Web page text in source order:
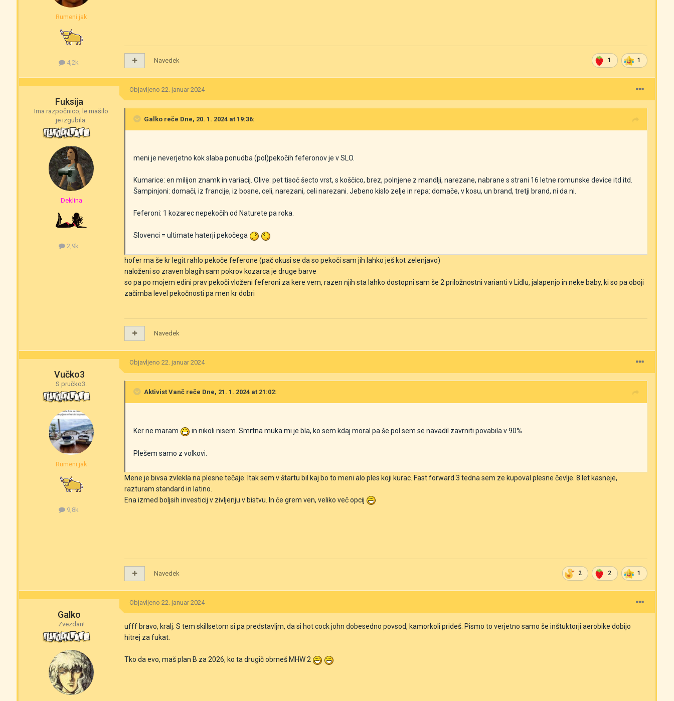
Rumeni jak
4,2k 1 1
Navedek
Fuksija
Ima razpočnico, le mašilo
je izgubila.
Deklina
2,9k
Objavljeno22. januar 2024
Galko reče Dne, 20. 1. 2024 at 19:36:
meni je neverjetno kok slaba ponudba (pol)pekočih feferonov je v SLO.
Kumarice: en milijon znamk in variacij. Olive: pet tisoč šecto vrst, s koščico, brez, polnjene z mandlji, narezane, nabrane s strani 16 letne romunske device itd itd.
Šampinjoni: domači, iz francije, iz bosne, celi, narezani, celi narezani. Jebeno kislo zelje in repa: domače, v kosu, un brand, tretji brand, ni da ni.
Feferoni: 1 kozarec nepekočih od Naturete pa roka.
Slovenci = ultimate haterji pekočega
hofer ma še kr legit rahlo pekoče feferone (pač okusi se da so pekoči sam jih lahko ješ kot zelenjavo)
naloženi so zraven blagih sam pokrov kozarca je druge barve
so pa po mojem edini prav pekoči vloženi feferoni za kere vem, razen njih sta lahko dostopni sam še 2 priložnostni varianti v Lidlu, jalapenjo in neke baby, ki so pa oboji
začimba level pekočnosti pa men kr dobri
Navedek
Vučko3
S pručko3.
Rumeni jak
9,8k
Objavljeno22. januar 2024
Aktivist Vanč reče Dne, 21. 1. 2024 at 21:02:
Ker ne maram in nikoli nisem. Smrtna muka mi je bla, ko sem kdaj moral pa še pol sem se navadil zavrniti povabila v 90%
Plešem samo z volkovi.
Mene je bivsa zvlekla na plesne tečaje. Itak sem v štartu bil kaj bo to meni alo ples koji kurac. Fast forward 3 tedna sem ze kupoval plesne čevlje. 8 let kasneje,
razturam standard in latino.
Ena izmed boljsih investicij v zivljenju v bistvu. In če grem ven, veliko več opcij
2 2 1
Navedek
Galko
Zvezdan!
Objavljeno22. januar 2024
ufff bravo, kralj. S tem skillsetom si pa predstavljm, da si hot cock john dobesedno povsod, kamorkoli prideš. Pismo to verjetno samo še inštuktorji aerobike dobijo
hitrej za fukat.
Tko da evo, maš plan B za 2026, ko ta drugič obrneš MHW 2